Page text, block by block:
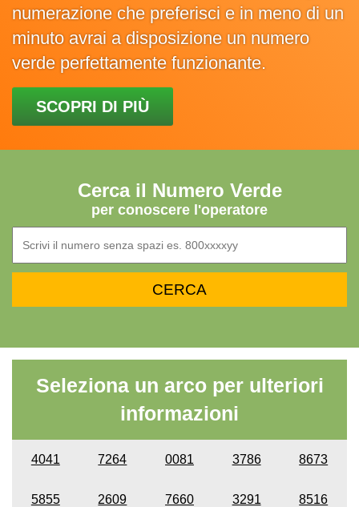
numerazione che preferisci e in meno di un
minuto avrai a disposizione un numero
verde perfettamente funzionante.
SCOPRI DI PIÙ
Cerca il Numero Verde
per conoscere l'operatore
Seleziona un arco per ulteriori
informazioni
4041 7264 0081 3786 8673
5855 2609 7660 3291 8516